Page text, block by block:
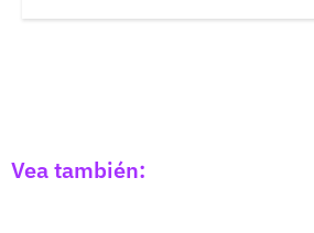
Vea también: